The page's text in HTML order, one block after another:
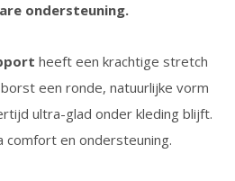
ondersteuning.
heeft een krachtige stretch
een ronde, natuurlijke vorm
ultra-glad onder kleding blijft.
en ondersteuning.